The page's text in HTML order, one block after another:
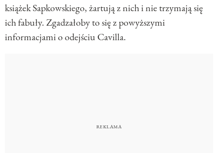
książek Sapkowskiego, żartują z nich i nie trzymają się
ich fabuły. Zgadzałoby to się z powyższymi
informacjami o odejściu Cavilla.